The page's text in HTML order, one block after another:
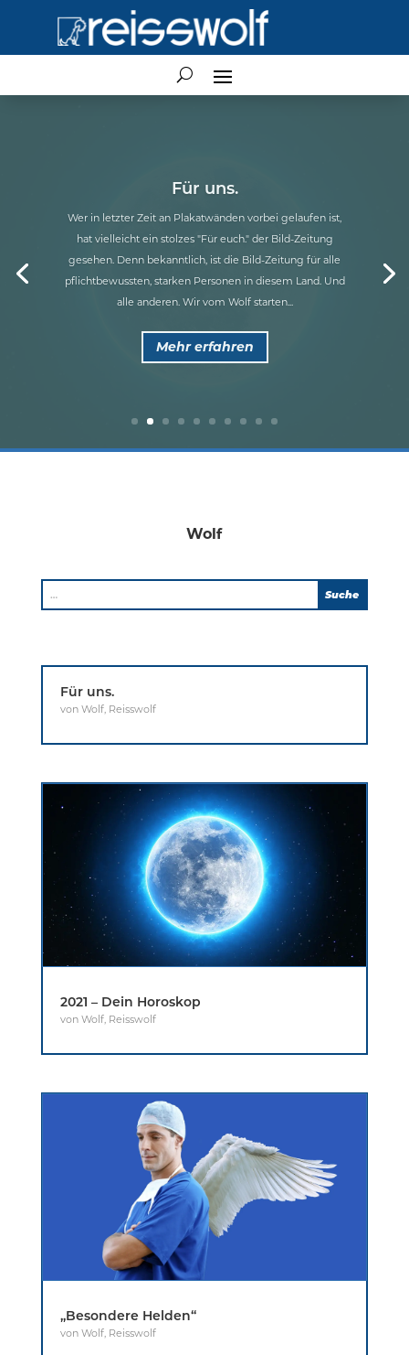
Wolf
Für uns.
von Wolf, Reisswolf
2021 – Dein Horoskop
von Wolf, Reisswolf
„Besondere Helden“
von Wolf, Reisswolf